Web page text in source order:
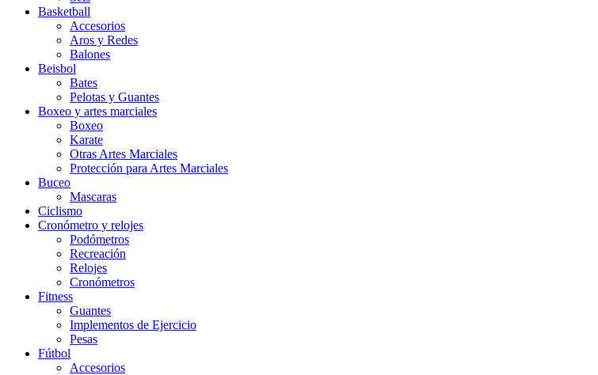
Basketball
Accesorios
Aros y Redes
Balones
Beisbol
Bates
Pelotas y Guantes
Boxeo y artes marciales
Boxeo
Karate
Otras Artes Marciales
Protección para Artes Marciales
Buceo
Mascaras
Ciclismo
Cronómetro y relojes
Podómetros
Recreación
Relojes
Cronómetros
Fitness
Guantes
Implementos de Ejercicio
Pesas
Fútbol
Accesorios